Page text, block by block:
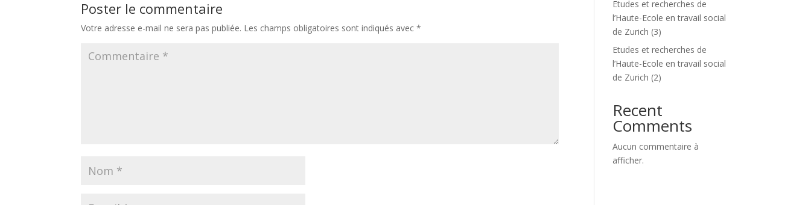
Poster le commentaire
Votre adresse e-mail ne sera pas publiée. Les champs obligatoires sont indiqués avec*
Etudes et recherches de
l’Haute-Ecole en travail social
de Zurich (3)
Etudes et recherches de
l’Haute-Ecole en travail social
de Zurich (2)
Recent
Comments
Aucun commentaire à
afficher.